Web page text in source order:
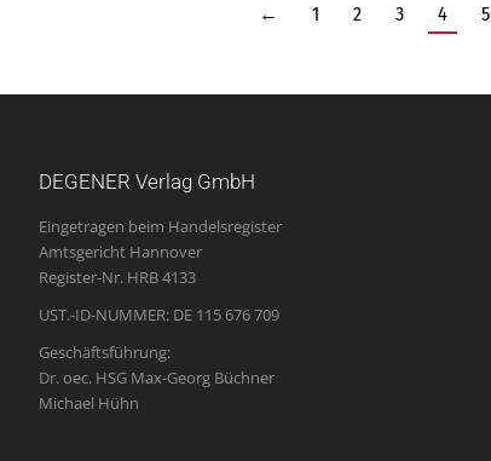
← 1 2 3 4 5
DEGENER Verlag GmbH
Eingetragen beim Handelsregister
Amtsgericht Hannover
Register-Nr. HRB 4133
UST.-ID-NUMMER: DE 115 676 709
Geschäftsführung:
Dr. oec. HSG Max-Georg Büchner
Michael Hühn